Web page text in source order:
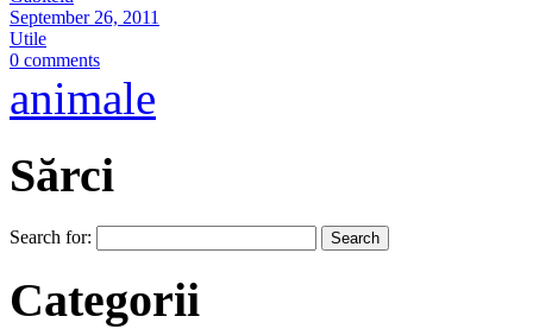
September 26, 2011
Utile
0 comments
animale
Sărci
Search for:
Categorii